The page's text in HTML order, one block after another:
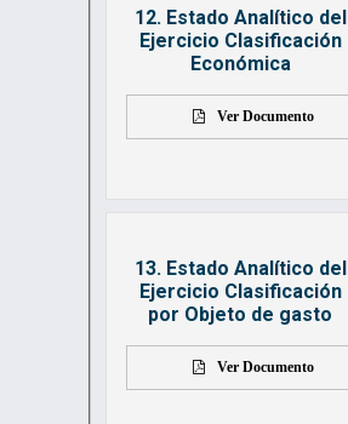
12. Estado Analítico del
Ejercicio Clasificación
Económica
Ver Documento
13. Estado Analítico del
Ejercicio Clasificación
por Objeto de gasto
Ver Documento